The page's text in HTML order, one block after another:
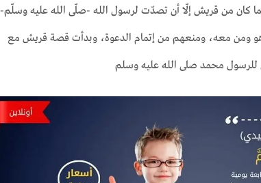
كان من قريش إلّا أن تصدّت لرسول الله -صلّى الله عليه وسلّم-
هو ومن معه، ومنعهم من إتمام الدعوة، وبدأت قصة قريش مع
محمد صلى الله عليه وسلم